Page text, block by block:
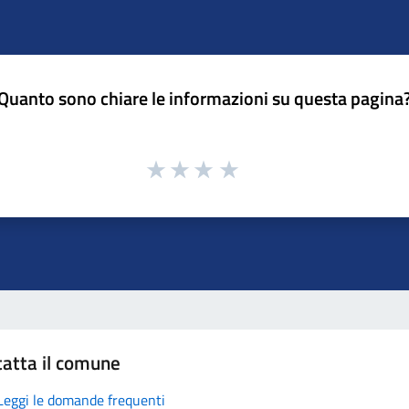
sono chiare le informazioni su questa
il comune
le domande frequenti